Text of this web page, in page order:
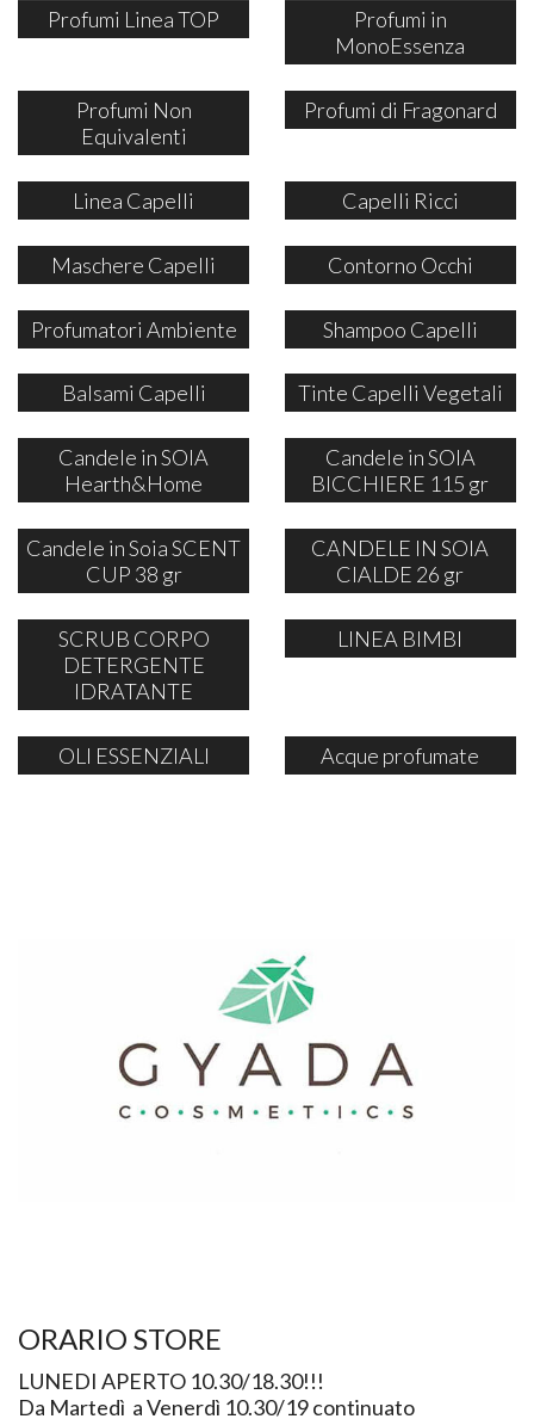
Profumi Linea TOP
Profumi in
MonoEssenza
Profumi Non
Equivalenti
Profumi di Fragonard
Linea Capelli Capelli Ricci
Maschere Capelli Contorno Occhi
Profumatori Ambiente Shampoo Capelli
Balsami Capelli Tinte Capelli Vegetali
Candele in SOIA
Hearth&Home
Candele in SOIA
BICCHIERE 115 gr
Candele in Soia SCENT
CUP 38 gr
CANDELE IN SOIA
CIALDE 26 gr
SCRUB CORPO
DETERGENTE
IDRATANTE
LINEA BIMBI
OLI ESSENZIALI Acque profumate
ORARIO STORE
LUNEDI APERTO 10.30/18.30!!!
Da Martedì a Venerdì 10.30/19 continuato